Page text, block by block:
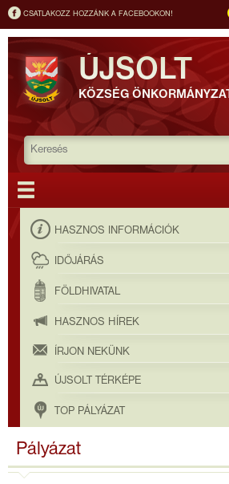
CSATLAKOZZ HOZZÁNK A FACEBOOKON!
ÚJSOLT
KÖZSÉG ÖNKORMÁNYZAT
HASZNOS INFORMÁCIÓK
IDŐJÁRÁS
FÖLDHIVATAL
HASZNOS HÍREK
ÍRJON NEKÜNK
ÚJSOLT TÉRKÉPE
TOP PÁLYÁZAT
Pályázat